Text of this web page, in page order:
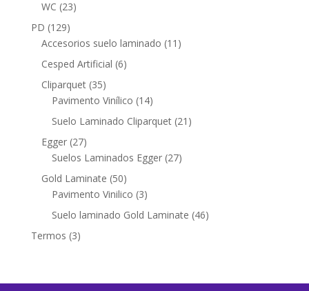
WC 2323
PD 129129
productos
Accesorios suelo laminado 11 11
Cesped Artificial 66
Cliparquet 3535
productos
Pavimento Vinílico 1414
productos
Suelo Laminado Cliparquet 21 21
Egger 2727
productos
Suelos Laminados Egger 2727
Gold Laminate 5050
productos
Pavimento Vinilico 33
productos
Suelo laminado Gold Laminate 4646
Termos 33